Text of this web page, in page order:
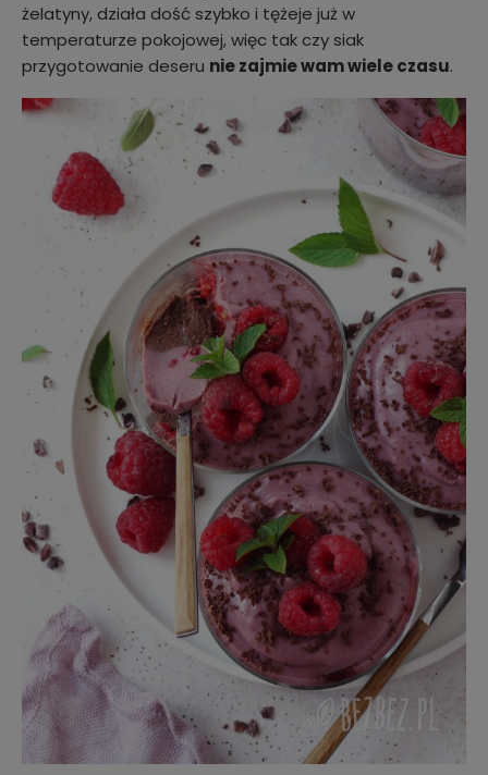
żelatyny, działa dość szybko i tężeje już w
temperaturze pokojowej, więc tak czy siak
przygotowanie deseru nie zajmie wam wiele czasu.